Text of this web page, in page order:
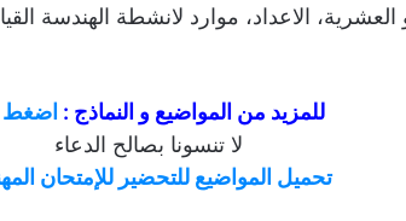
الاعداد، موارد لانشطة الهندسة
للمزيد من المواضيع و النماذج : اضغط
لا تنسونا بصالح الدعاء
تحميل المواضيع للتحضير للإمتحان